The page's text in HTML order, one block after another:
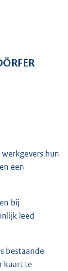
hun
een
bij
leed
bestaande
kaart te